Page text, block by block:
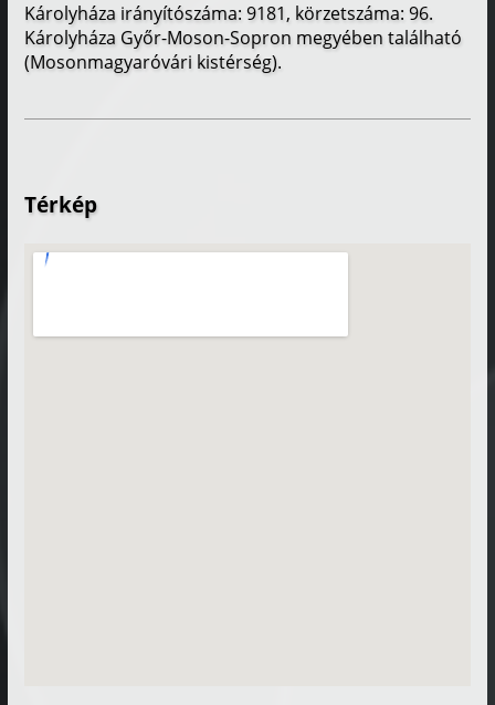
Károlyháza irányítószáma: 9181, körzetszáma: 96.
Károlyháza Győr-Moson-Sopron megyében található
(Mosonmagyaróvári kistérség).
Térkép